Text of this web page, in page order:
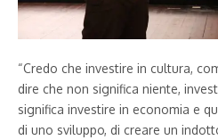
“Credo che investire in cultura,
dire che non significa niente,
significa investire in economia e
di uno sviluppo, di creare un